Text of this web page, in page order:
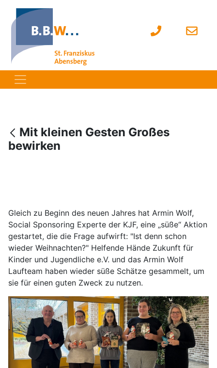
Mit kleinen Gesten Großes
bewirken
Gleich zu Beginn des neuen Jahres hat Armin Wolf,
Social Sponsoring Experte der KJF, eine „süße“ Aktion
gestartet, die die Frage aufwirft: "Ist denn schon
wieder Weihnachten?" Helfende Hände Zukunft für
Kinder und Jugendliche e.V. und das Armin Wolf
Laufteam haben wieder süße Schätze gesammelt, um
sie für einen guten Zweck zu nutzen.